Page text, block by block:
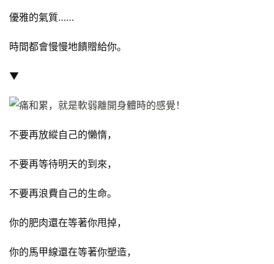
優雅的氣質……
時間都會慢慢地饋贈給你。
▼
不要再放縱自己的懶惰，
不要再等待明天的到來，
不要再浪費自己的生命。
你的肥肉還在等著你甩掉，
你的馬甲線還在等著你塑造，